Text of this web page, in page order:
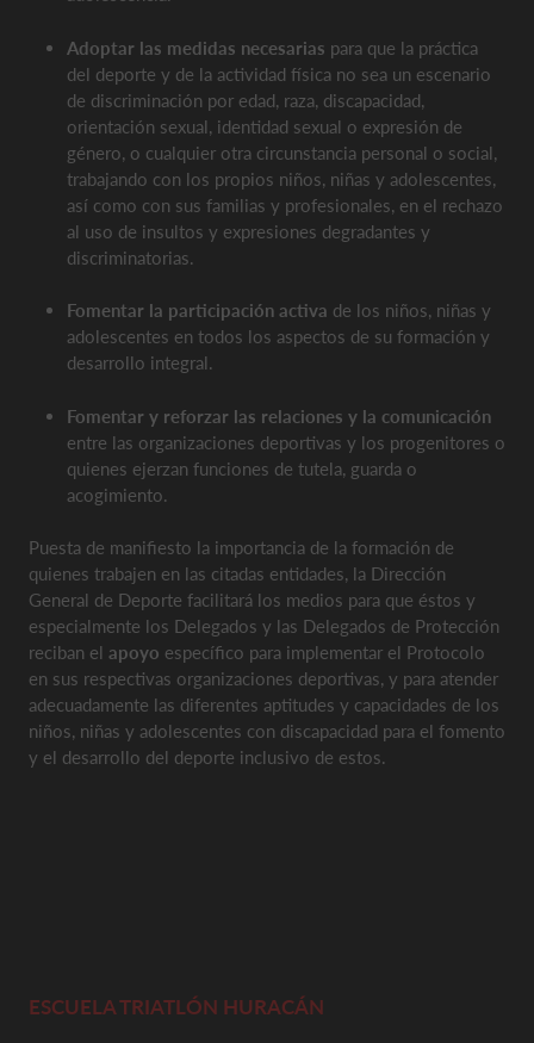
Adoptar las medidas necesarias para que la práctica
del deporte y de la actividad física no sea un escenario
de discriminación por edad, raza, discapacidad,
orientación sexual, identidad sexual o expresión de
género, o cualquier otra circunstancia personal o social,
trabajando con los propios niños, niñas y adolescentes,
así como con sus familias y profesionales, en el rechazo
al uso de insultos y expresiones degradantes y
discriminatorias.
Fomentar la participación activa de los niños, niñas y
adolescentes en todos los aspectos de su formación y
desarrollo integral.
Fomentar y reforzar las relaciones y la comunicación
entre las organizaciones deportivas y los progenitores o
quienes ejerzan funciones de tutela, guarda o
acogimiento.
Puesta de manifiesto la importancia de la formación de
quienes trabajen en las citadas entidades, la Dirección
General de Deporte facilitará los medios para que éstos y
especialmente los Delegados y las Delegados de Protección
reciban el apoyo específico para implementar el Protocolo
en sus respectivas organizaciones deportivas, y para atender
adecuadamente las diferentes aptitudes y capacidades de los
niños, niñas y adolescentes con discapacidad para el fomento
y el desarrollo del deporte inclusivo de estos.
ESCUELA TRIATLÓN HURACÁN